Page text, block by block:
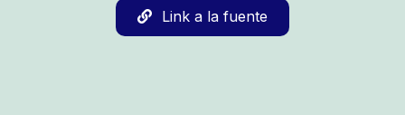
Link a la fuente